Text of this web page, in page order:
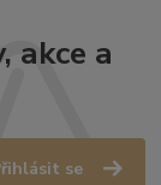
akce a
se